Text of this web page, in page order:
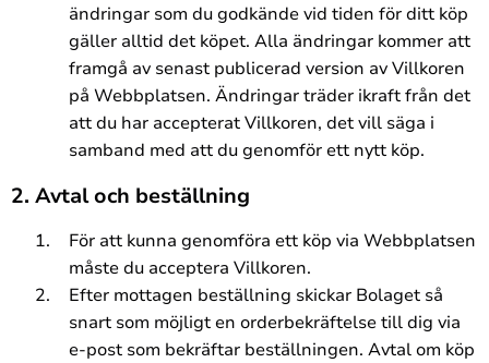
ändringar som du godkände vid tiden för ditt köp
gäller alltid det köpet. Alla ändringar kommer att
framgå av senast publicerad version av Villkoren
på Webbplatsen. Ändringar träder ikraft från det
att du har accepterat Villkoren, det vill säga i
samband med att du genomför ett nytt köp.
2. Avtal och beställning
För att kunna genomföra ett köp via Webbplatsen
måste du acceptera Villkoren.
Efter mottagen beställning skickar Bolaget så
snart som möjligt en orderbekräftelse till dig via
e-post som bekräftar beställningen. Avtal om köp